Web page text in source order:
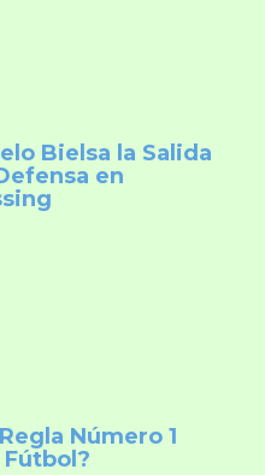
Bielsa la Salida
en
Número 1